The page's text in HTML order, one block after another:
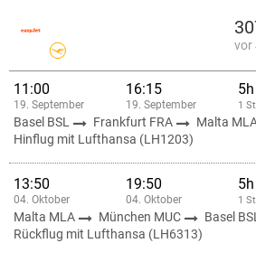
vor
11:00
19. September
16:15
19. September 1
Basel BSL Frankfurt FRA
Malta
Hinflug mit Lufthansa (LH1203)
13:50
04. Oktober
19:50
04. Oktober 1
Malta MLA München MUC
Basel BSL
Rückflug mit Lufthansa (LH6313)